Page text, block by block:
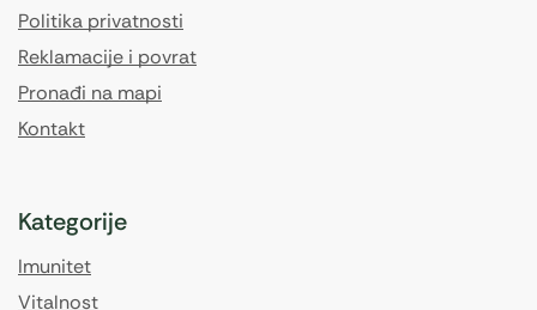
Politika privatnosti
Reklamacije i povrat
Pronađi na mapi
Kontakt
Kategorije
Imunitet
Vitalnost